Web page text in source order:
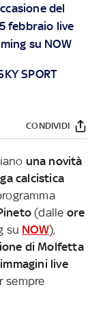
del
febbraio live
su NOW
SPORT
CONDIVIDI
una novità
calcistica
(dalle ore
su NOW),
di Molfetta
live
sempre